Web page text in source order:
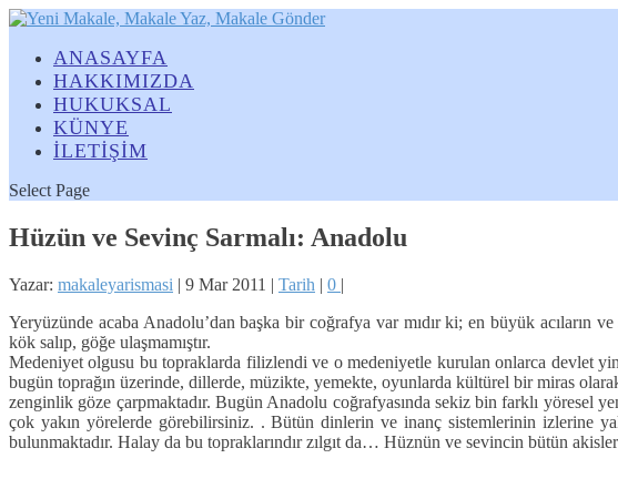
ANASAYFA
HAKKIMIZDA
HUKUKSAL
KÜNYE
İLETİŞİM
Select Page
Hüzün ve Sevinç Sarmalı: Anadolu
Yazar: makaleyarismasi | 9 Mar 2011 | Tarih | 0 |
Yeryüzünde acaba Anadolu’dan başka bir coğrafya var mıdır ki; en büyük
kök salıp, göğe ulaşmamıştır.
Medeniyet olgusu bu topraklarda filizlendi ve o medeniyetle kurulan onlarca devlet
bugün toprağın üzerinde, dillerde, müzikte, yemekte, oyunlarda kültürel bir miras
zenginlik göze çarpmaktadır. Bugün Anadolu coğrafyasında sekiz bin farklı yöresel
çok yakın yörelerde görebilirsiniz. . Bütün dinlerin ve inanç sistemlerinin izlerine
bulunmaktadır. Halay da bu topraklarındır zılgıt da… Hüznün ve sevincin bütün